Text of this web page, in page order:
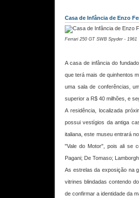
Casa de Infância de Enzo
Ferrari 250 GT SWB Spyder - 1961
A casa de infância do
que terá mais de quinhentos
uma sala de conferências,
superior a R$ 40 milhões, e
A residência, localizada
possui vestígios da antiga
italiana, este museu entrará
"Vale do Motor", pois ali se
Pagani; De Tomaso;
As estrelas da exposição na
vitrines blindadas contendo
de confirmar a identidade da